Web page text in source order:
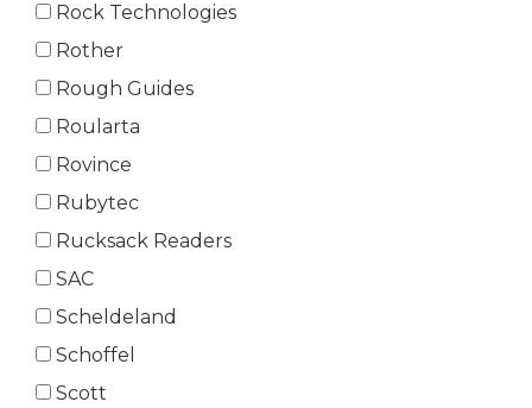
Rock Technologies
Rother
Rough Guides
Roularta
Rovince
Rubytec
Rucksack Readers
SAC
Scheldeland
Schoffel
Scott